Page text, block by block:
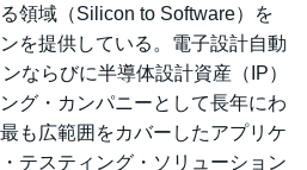
領域（Silicon to Software）を
を提供している。電子設計自動
ならびに半導体設計資産（IP）
グ・カンパニーとして長年にわ
も広範囲をカバーしたアプリケ
テスティング・ソリューション